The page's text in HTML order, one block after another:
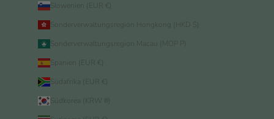
Slowenien (EUR €)
Sonderverwaltungsregion Hongkong (HKD $)
Sonderverwaltungsregion Macau (MOP P)
Spanien (EUR €)
Südafrika (EUR €)
Südkorea (KRW ₩)